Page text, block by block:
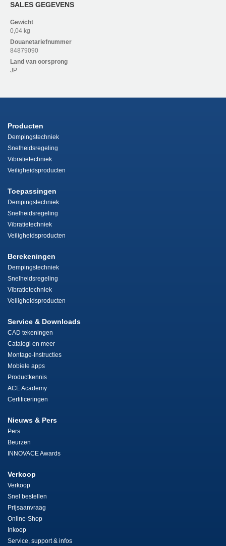
SALES GEGEVENS
Gewicht
0,04 kg
Douanetariefnummer
84879090
Land van oorsprong
JP
Producten
Dempingstechniek
Snelheidsregeling
Vibratietechniek
Veiligheidsproducten
Toepassingen
Dempingstechniek
Snelheidsregeling
Vibratietechniek
Veiligheidsproducten
Berekeningen
Dempingstechniek
Snelheidsregeling
Vibratietechniek
Veiligheidsproducten
Service & Downloads
CAD tekeningen
Catalogi en meer
Montage-Instructies
Mobiele apps
Productkennis
ACE Academy
Certificeringen
Nieuws & Pers
Pers
Beurzen
INNOVACE Awards
Verkoop
Verkoop
Snel bestellen
Prijsaanvraag
Online-Shop
Inkoop
Service, support & infos